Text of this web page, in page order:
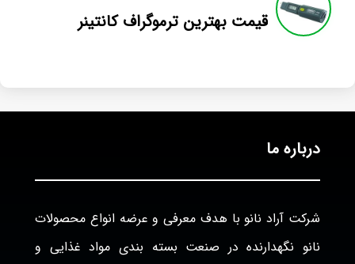
قیمت بهترین ترموگراف کانتینر
درباره ما
شرکت آراد نانو با هدف معرفی و عرضه انواع محصولات
نانو نگهدارنده در صنعت بسته بندی مواد غذایی و